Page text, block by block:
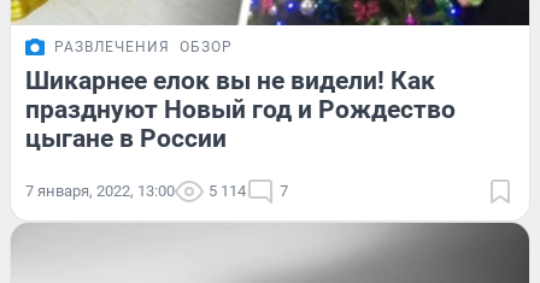
РАЗВЛЕЧЕНИЯ ОБЗОР
Шикарнее елок вы не видели! Как
празднуют Новый год и Рождество
цыгане в России
7 января, 2022, 13:00 5 114 7